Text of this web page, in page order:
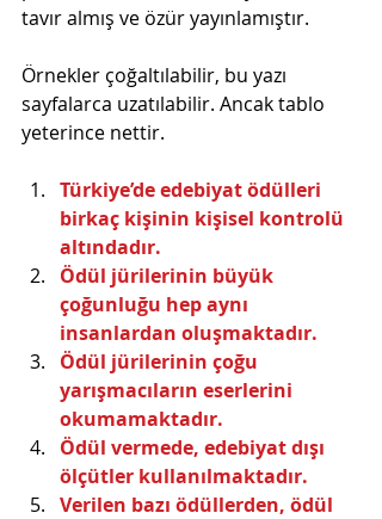
tavır almış ve özür yayınlamıştır.
Örnekler çoğaltılabilir, bu yazı
sayfalarca uzatılabilir. Ancak tablo
yeterince nettir.
Türkiye’de edebiyat ödülleri
birkaç kişinin kişisel kontrolü
altındadır.
Ödül jürilerinin büyük
çoğunluğu hep aynı
insanlardan oluşmaktadır.
Ödül jürilerinin çoğu
yarışmacıların eserlerini
okumamaktadır.
Ödül vermede, edebiyat dışı
ölçütler kullanılmaktadır.
Verilen bazı ödüllerden, ödül